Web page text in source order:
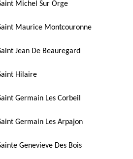
Michel Sur Orge
Maurice Montcouronne
Jean De Beauregard
Hilaire
Germain Les Corbeil
Germain Les Arpajon
Genevieve Des Bois